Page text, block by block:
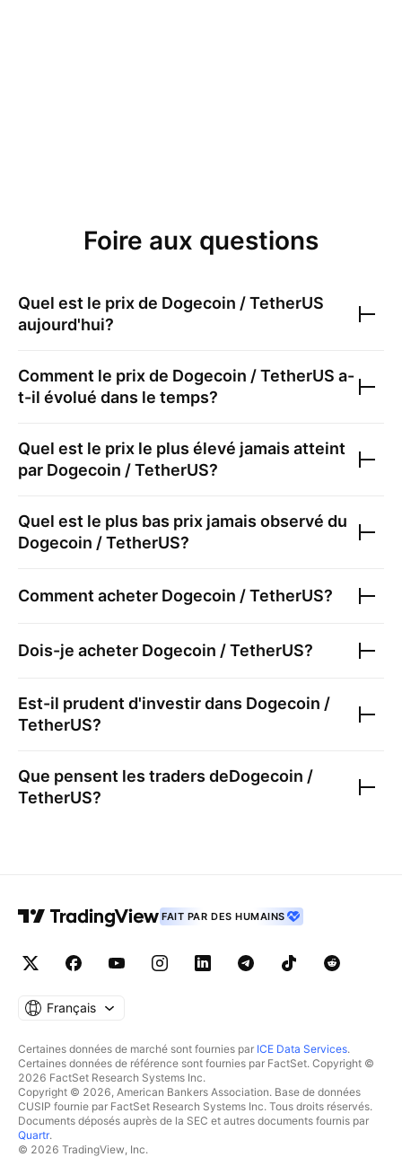
Foire aux questions
Quel est le prix de Dogecoin / TetherUS
aujourd'hui?
Comment le prix de Dogecoin / TetherUS a-
t-il évolué dans le temps?
Quel est le prix le plus élevé jamais atteint
par Dogecoin / TetherUS?
Quel est le plus bas prix jamais observé du
Dogecoin / TetherUS?
Comment acheter Dogecoin / TetherUS?
Dois-je acheter Dogecoin / TetherUS?
Est-il prudent d'investir dans Dogecoin /
TetherUS?
Que pensent les traders deDogecoin /
TetherUS?
FAIT PAR DES HUMAINS
Français
Certaines données de marché sont fournies par ICE Data Services.
Certaines données de référence sont fournies par FactSet. Copyright ©
2026 FactSet Research Systems Inc.
Copyright © 2026, American Bankers Association. Base de données
CUSIP fournie par FactSet Research Systems Inc. Tous droits réservés.
Documents déposés auprès de la SEC et autres documents fournis par
Quartr.
© 2026 TradingView, Inc.